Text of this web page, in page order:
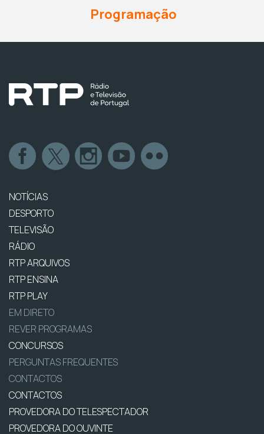
Programação
NOTÍCIAS
DESPORTO
TELEVISÃO
RÁDIO
RTP ARQUIVOS
RTP ENSINA
RTP PLAY
EM DIRETO
REVER PROGRAMAS
CONCURSOS
PERGUNTAS FREQUENTES
CONTACTOS
CONTACTOS
PROVEDORA DO TELESPECTADOR
PROVEDORA DO OUVINTE